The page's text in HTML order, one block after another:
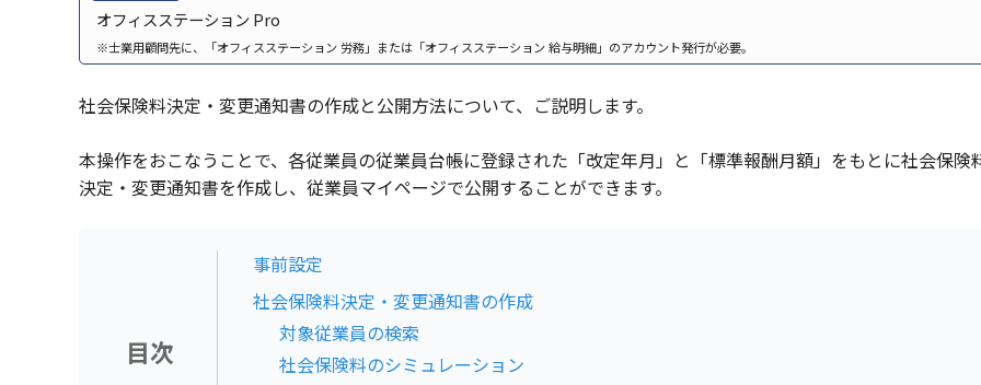
オフィスステーション Pro
※士業用顧問先に、「オフィスステーション 労務」または「オフィスステーション 給与明細」のアカウント発行が必要。
社会保険料決定・変更通知書の作成と公開方法について、ご説明します。
本操作をおこなうことで、各従業員の従業員台帳に登録された「改定年月」と「標準報酬月額」をもとに社会保険
決定・変更通知書を作成し、従業員マイページで公開することができます。
目次
事前設定
社会保険料決定・変更通知書の作成
対象従業員の検索
社会保険料のシミュレーション